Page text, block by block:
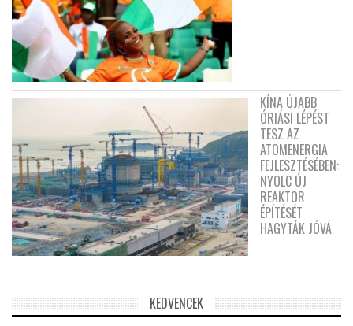
KÍNA ÚJABB
ÓRIÁSI LÉPÉST
TESZ AZ
ATOMENERGIA
FEJLESZTÉSÉBEN:
NYOLC ÚJ
REAKTOR
ÉPÍTÉSÉT
HAGYTÁK JÓVÁ
KEDVENCEK